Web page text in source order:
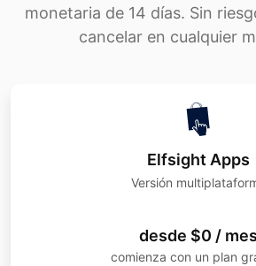
monetaria de 14 días. Sin
cancelar en cualquier
Elfsight Apps
Versión
desde $0 / mes
comienza con un plan